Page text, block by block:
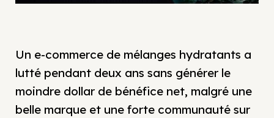
Un e-commerce de mélanges hydratants a
lutté pendant deux ans sans générer le
moindre dollar de bénéfice net, malgré une
belle marque et une forte communauté sur